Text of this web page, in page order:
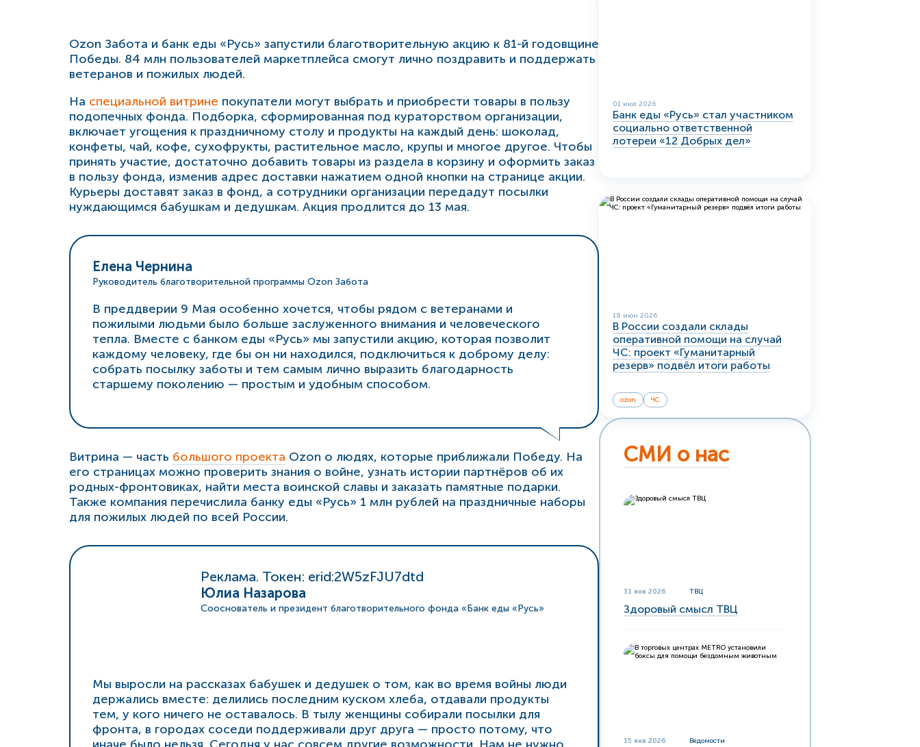
Ozon Забота и банк еды «Русь» запустили благотворительную акцию к 81-й годовщине
Победы. 84 млн пользователей маркетплейса смогут лично поздравить и поддержать
ветеранов и пожилых людей.
На специальной витрине покупатели могут выбрать и приобрести товары в пользу
подопечных фонда. Подборка, сформированная под кураторством организации,
включает угощения к праздничному столу и продукты на каждый день: шоколад,
конфеты, чай, кофе, сухофрукты, растительное масло, крупы и многое другое. Чтобы
принять участие, достаточно добавить товары из раздела в корзину и оформить заказ
в пользу фонда, изменив адрес доставки нажатием одной кнопки на странице акции.
Курьеры доставят заказ в фонд, а сотрудники организации передадут посылки
нуждающимся бабушкам и дедушкам. Акция продлится до 13 мая.
В преддверии 9 Мая особенно хочется, чтобы рядом с ветеранами и
пожилыми людьми было больше заслуженного внимания и человеческого
тепла. Вместе с банком еды «Русь» мы запустили акцию, которая позволит
каждому человеку, где бы он ни находился, подключиться к доброму делу:
собрать посылку заботы и тем самым лично выразить благодарность
старшему поколению — простым и удобным способом.
Елена Чернина
Pуководитель благотворительной программы Ozon Забота
Витрина — часть большого проекта Ozon о людях, которые приближали Победу. На
его страницах можно проверить знания о войне, узнать истории партнёров об их
родных-фронтовиках, найти места воинской славы и заказать памятные подарки.
Также компания перечислила банку еды «Русь» 1 млн рублей на праздничные наборы
для пожилых людей по всей России.
Мы выросли на рассказах бабушек и дедушек о том, как во время войны люди
держались вместе: делились последним куском хлеба, отдавали продукты
тем, у кого ничего не оставалось. В тылу женщины собирали посылки для
фронта, в городах соседи поддерживали друг друга — просто потому, что
Реклама. Токен: erid:2W5zFJU7dtd
Юлиа Назарова
Сооснователь и президент благотворительного фонда «Банк еды «Русь»
01 июл 2026
Банк еды «Русь» стал участником
социально ответственной
лотереи «12 Добрых дел»
18 июн 2026
В России создали склады
оперативной помощи на случай
ЧС: проект «Гуманитарный
резерв» подвёл итоги работы
ozon ЧС
СМИ о нас
31 янв 2026 ТВЦ
Здоровый смысл ТВЦ
15 янв 2026 Ведомости